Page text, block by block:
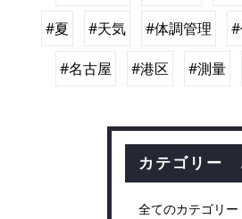
#夏 #天気 #体調管理
#名古屋 #港区 #測量
カテゴリー
全てのカテゴリー